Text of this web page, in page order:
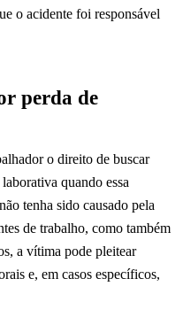
o acidente foi responsável
perda de
o direito de buscar
quando essa
tenha sido causado pela
de trabalho, como também
a vítima pode pleitear
e, em casos específicos,